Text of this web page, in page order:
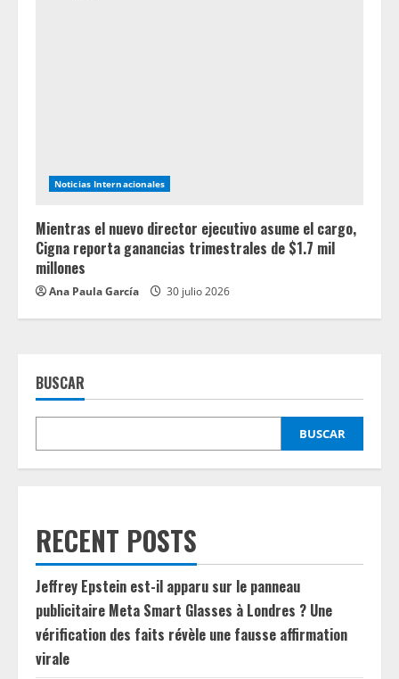
Noticias Internacionales
Mientras el nuevo director ejecutivo asume el cargo,
Cigna reporta ganancias trimestrales de $1.7 mil
millones
Ana Paula García 30 julio 2026
BUSCAR
BUSCAR
RECENT POSTS
Jeffrey Epstein est-il apparu sur le panneau
publicitaire Meta Smart Glasses à Londres ? Une
vérification des faits révèle une fausse affirmation
virale